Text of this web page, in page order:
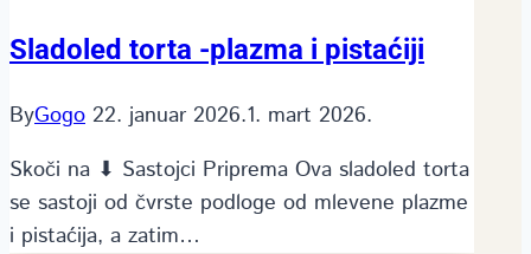
Sladoled torta -plazma i pistaćiji
ByGogo 22. januar 2026.1. mart 2026.
Skoči na ⬇ Sastojci Priprema Ova sladoled torta
se sastoji od čvrste podloge od mlevene plazme
i pistaćija, a zatim…